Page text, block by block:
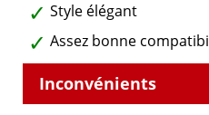
Style élégant
Assez bonne